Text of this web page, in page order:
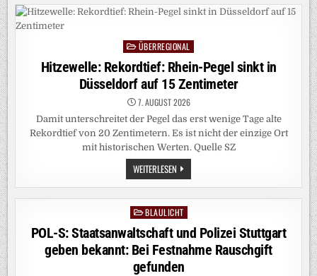
ÜBER
BUNDESWEHRGELÄNDE
PostedÜBERREGIONAL
Hitzewelle: Rekordtief: Rhein-Pegel sinkt in
Düsseldorf auf 15 Zentimeter
7. AUGUST 2026
Damit unterschreitet der Pegel das erst wenige Tage alte
Rekordtief von 20 Zentimetern. Es ist nicht der einzige Ort
mit historischen Werten. Quelle SZ
WEITERLESEN HITZEWELLE:
REKORDTIEF:
RHEIN-
SINKT
IN
DÜSSELDORF
AUF
15
ZENTIMETER
Posted
in
BLAULICHT
POL-S: Staatsanwaltschaft und Polizei Stuttgart
geben bekannt: Bei Festnahme Rauschgift
gefunden